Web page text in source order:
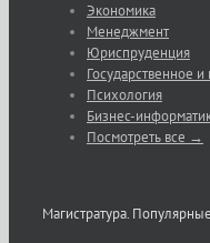
Экономика
Менеджмент
Юриспруденция
Государственное
Психология
Бизнес-
Посмотреть все →
Магистратура.